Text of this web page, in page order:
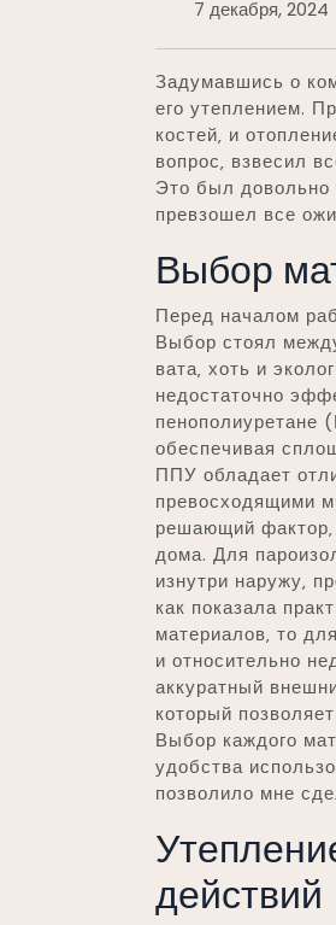
7 декабря, 2024
Задумавшись о
его утеплением.
костей‚ и
вопрос‚ взвесил
Это был довольно
превзошел все
Выбор
Перед началом
Выбор стоял
вата‚ хоть и
недостаточно
пенополиуретане
обеспечивая
ППУ обладает
превосходящими
решающий фактор‚
дома. Для
изнутри наружу‚
как показала
материалов‚ то
и относительно
аккуратный
который
Выбор каждого
удобства
позволило мне
действий